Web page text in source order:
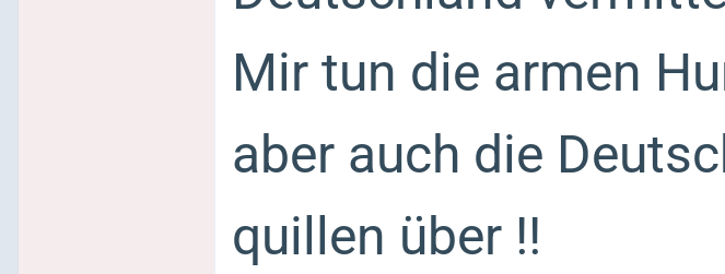
Mir tun die armen
aber auch die
quillen über !!